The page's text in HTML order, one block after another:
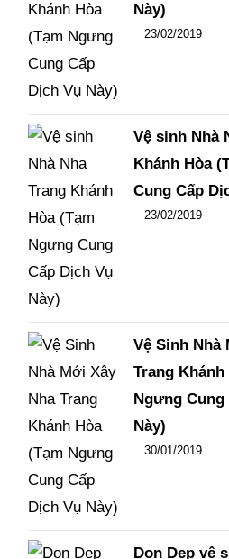
Này)
Đăng ngày
23/02/2019
Vệ sinh Nhà
Khánh Hòa
Cung Cấp
Đăng ngày
23/02/2019
Vệ Sinh Nhà
Trang Khánh
Ngưng
Này)
Đăng ngày
30/01/2019
Dọn Dẹp vệ